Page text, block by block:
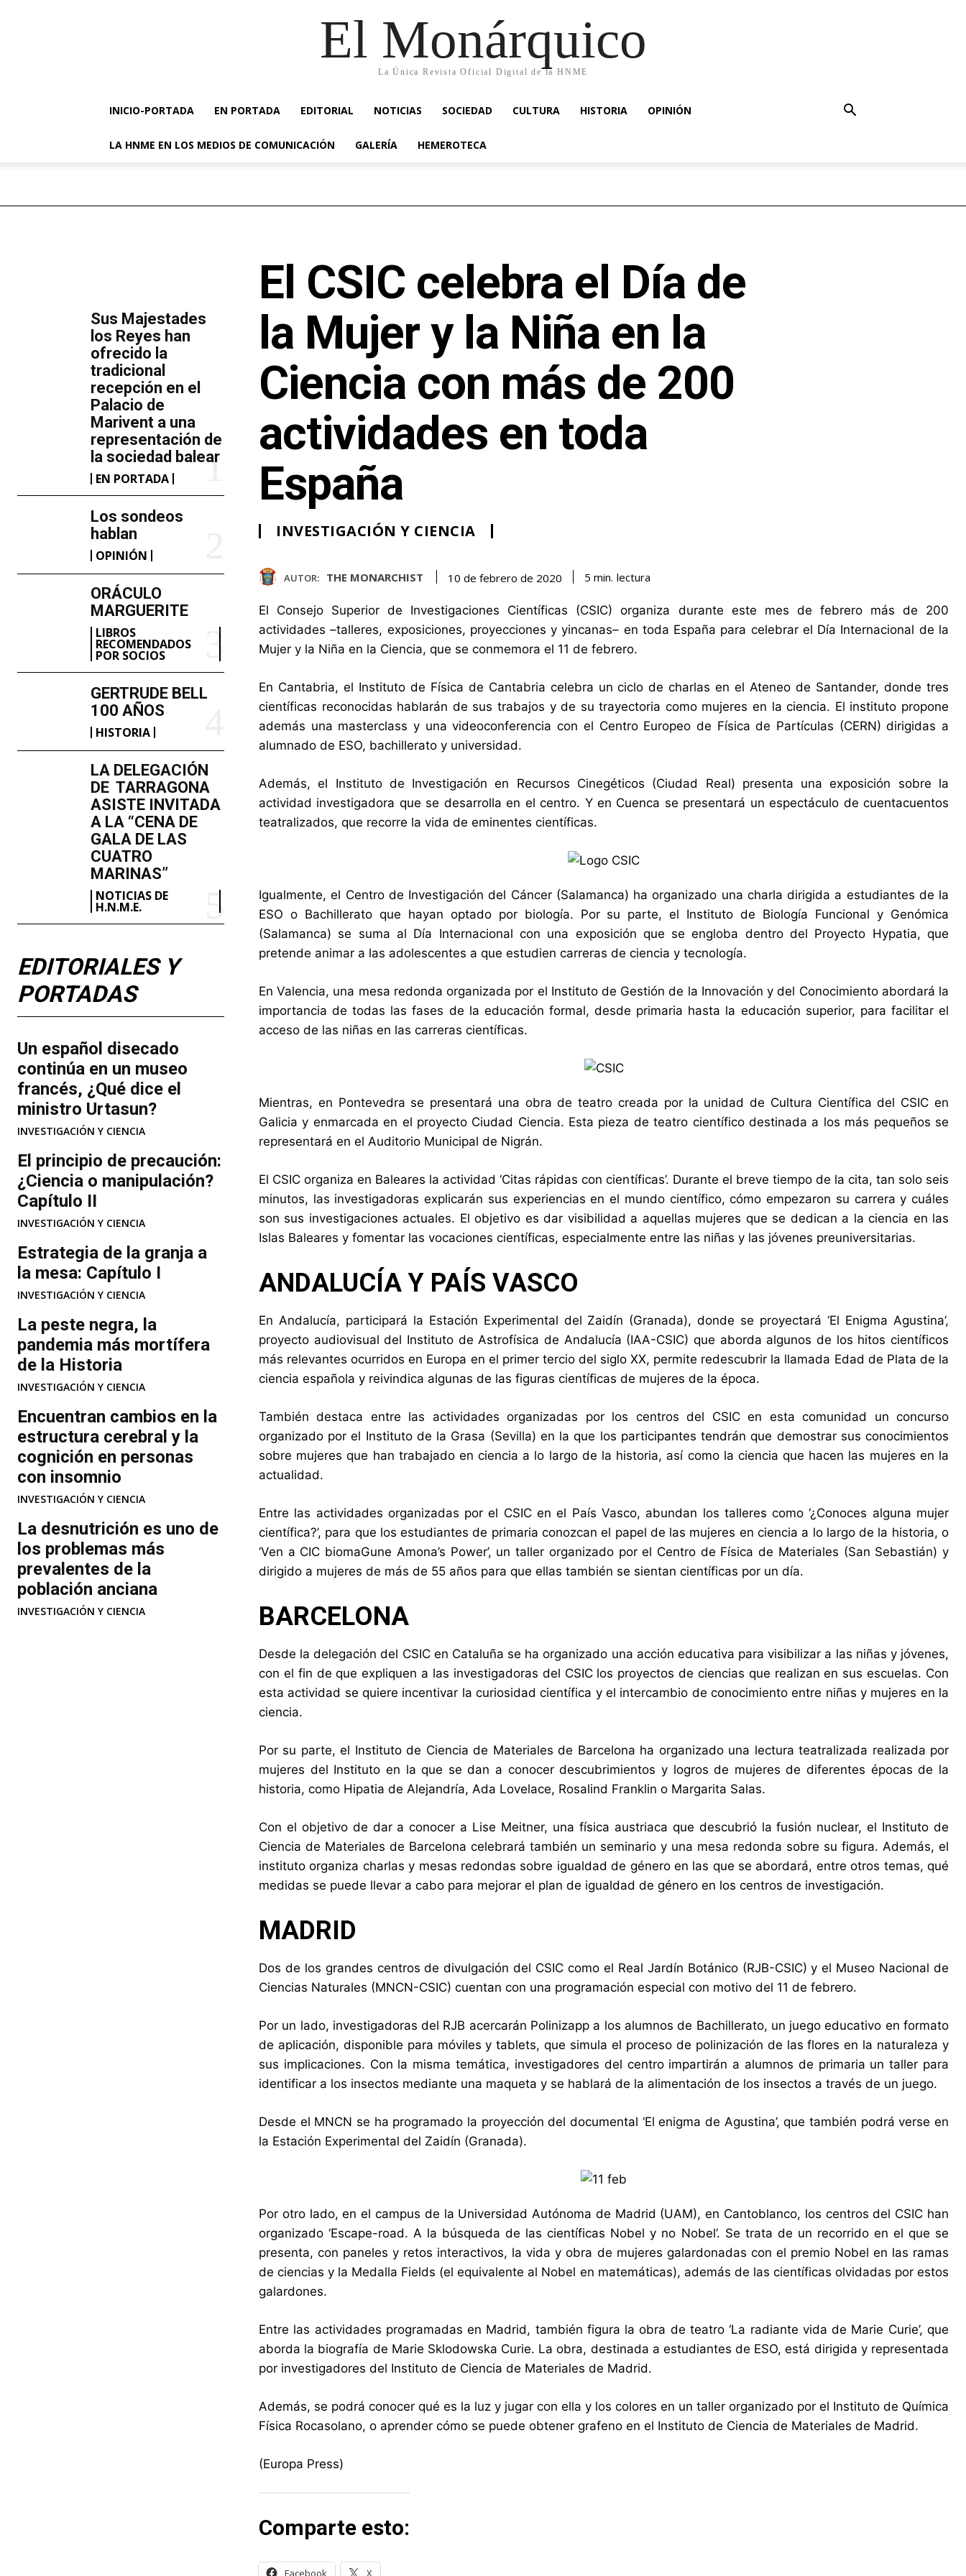
El Monárquico
La Única Revista Oficial Digital de la HNME
INICIO-PORTADA EN PORTADA EDITORIAL NOTICIAS SOCIEDAD CULTURA HISTORIA OPINIÓN
LA HNME EN LOS MEDIOS DE COMUNICACIÓN GALERÍA HEMEROTECA
​Sus Majestades
los Reyes han
ofrecido la
tradicional
recepción en el
Palacio de
Marivent​ a una
representación de
la sociedad balear
EN PORTADA
Los sondeos
hablan
OPINIÓN
ORÁCULO
MARGUERITE
LIBROS
RECOMENDADOS
POR SOCIOS
GERTRUDE BELL
100 AÑOS
HISTORIA
LA DELEGACIÓN
DE TARRAGONA
ASISTE INVITADA
A LA “CENA DE
GALA DE LAS
CUATRO
MARINAS”
NOTICIAS DE
H.N.M.E.
EDITORIALES Y
PORTADAS
Un español disecado
continúa en un museo
francés, ¿Qué dice el
ministro Urtasun?
INVESTIGACIÓN Y CIENCIA
El principio de precaución:
¿Ciencia o manipulación?
Capítulo II
INVESTIGACIÓN Y CIENCIA
Estrategia de la granja a
la mesa: Capítulo I
INVESTIGACIÓN Y CIENCIA
La peste negra, la
pandemia más mortífera
de la Historia
INVESTIGACIÓN Y CIENCIA
Encuentran cambios en la
estructura cerebral y la
cognición en personas
con insomnio
INVESTIGACIÓN Y CIENCIA
La desnutrición es uno de
los problemas más
prevalentes de la
población anciana
INVESTIGACIÓN Y CIENCIA
El CSIC celebra el Día de
la Mujer y la Niña en la
Ciencia con más de 200
actividades en toda
España
INVESTIGACIÓN Y CIENCIA
AUTOR: THE MONARCHIST 10 de febrero de 2020 5 min. lectura
El Consejo Superior de Investigaciones Científicas (CSIC) organiza durante este mes de febrero más de 200
actividades –talleres, exposiciones, proyecciones y yincanas– en toda España para celebrar el Día Internacional de la
Mujer y la Niña en la Ciencia, que se conmemora el 11 de febrero.
En Cantabria, el Instituto de Física de Cantabria celebra un ciclo de charlas en el Ateneo de Santander, donde tres
científicas reconocidas hablarán de sus trabajos y de su trayectoria como mujeres en la ciencia. El instituto propone
además una masterclass y una videoconferencia con el Centro Europeo de Física de Partículas (CERN) dirigidas a
alumnado de ESO, bachillerato y universidad.
Además, el Instituto de Investigación en Recursos Cinegéticos (Ciudad Real) presenta una exposición sobre la
actividad investigadora que se desarrolla en el centro. Y en Cuenca se presentará un espectáculo de cuentacuentos
teatralizados, que recorre la vida de eminentes científicas.
Igualmente, el Centro de Investigación del Cáncer (Salamanca) ha organizado una charla dirigida a estudiantes de la
ESO o Bachillerato que hayan optado por biología. Por su parte, el Instituto de Biología Funcional y Genómica
(Salamanca) se suma al Día Internacional con una exposición que se engloba dentro del Proyecto Hypatia, que
pretende animar a las adolescentes a que estudien carreras de ciencia y tecnología.
En Valencia, una mesa redonda organizada por el Instituto de Gestión de la Innovación y del Conocimiento abordará la
importancia de todas las fases de la educación formal, desde primaria hasta la educación superior, para facilitar el
acceso de las niñas en las carreras científicas.
Mientras, en Pontevedra se presentará una obra de teatro creada por la unidad de Cultura Científica del CSIC en
Galicia y enmarcada en el proyecto Ciudad Ciencia. Esta pieza de teatro científico destinada a los más pequeños se
representará en el Auditorio Municipal de Nigrán.
El CSIC organiza en Baleares la actividad ‘Citas rápidas con científicas’. Durante el breve tiempo de la cita, tan solo seis
minutos, las investigadoras explicarán sus experiencias en el mundo científico, cómo empezaron su carrera y cuáles
son sus investigaciones actuales. El objetivo es dar visibilidad a aquellas mujeres que se dedican a la ciencia en las
Islas Baleares y fomentar las vocaciones científicas, especialmente entre las niñas y las jóvenes preuniversitarias.
ANDALUCÍA Y PAÍS VASCO
En Andalucía, participará la Estación Experimental del Zaidín (Granada), donde se proyectará ‘El Enigma Agustina’,
proyecto audiovisual del Instituto de Astrofísica de Andalucía (IAA-CSIC) que aborda algunos de los hitos científicos
más relevantes ocurridos en Europa en el primer tercio del siglo XX, permite redescubrir la llamada Edad de Plata de la
ciencia española y reivindica algunas de las figuras científicas de mujeres de la época.
También destaca entre las actividades organizadas por los centros del CSIC en esta comunidad un concurso
organizado por el Instituto de la Grasa (Sevilla) en la que los participantes tendrán que demostrar sus conocimientos
sobre mujeres que han trabajado en ciencia a lo largo de la historia, así como la ciencia que hacen las mujeres en la
actualidad.
Entre las actividades organizadas por el CSIC en el País Vasco, abundan los talleres como ‘¿Conoces alguna mujer
científica?’, para que los estudiantes de primaria conozcan el papel de las mujeres en ciencia a lo largo de la historia, o
‘Ven a CIC biomaGune Amona’s Power’, un taller organizado por el Centro de Física de Materiales (San Sebastián) y
dirigido a mujeres de más de 55 años para que ellas también se sientan científicas por un día.
BARCELONA
Desde la delegación del CSIC en Cataluña se ha organizado una acción educativa para visibilizar a las niñas y jóvenes,
con el fin de que expliquen a las investigadoras del CSIC los proyectos de ciencias que realizan en sus escuelas. Con
esta actividad se quiere incentivar la curiosidad científica y el intercambio de conocimiento entre niñas y mujeres en la
ciencia.
Por su parte, el Instituto de Ciencia de Materiales de Barcelona ha organizado una lectura teatralizada realizada por
mujeres del Instituto en la que se dan a conocer descubrimientos y logros de mujeres de diferentes épocas de la
historia, como Hipatia de Alejandría, Ada Lovelace, Rosalind Franklin o Margarita Salas.
Con el objetivo de dar a conocer a Lise Meitner, una física austriaca que descubrió la fusión nuclear, el Instituto de
Ciencia de Materiales de Barcelona celebrará también un seminario y una mesa redonda sobre su figura. Además, el
instituto organiza charlas y mesas redondas sobre igualdad de género en las que se abordará, entre otros temas, qué
medidas se puede llevar a cabo para mejorar el plan de igualdad de género en los centros de investigación.
MADRID
Dos de los grandes centros de divulgación del CSIC como el Real Jardín Botánico (RJB-CSIC) y el Museo Nacional de
Ciencias Naturales (MNCN-CSIC) cuentan con una programación especial con motivo del 11 de febrero.
Por un lado, investigadoras del RJB acercarán Polinizapp a los alumnos de Bachillerato, un juego educativo en formato
de aplicación, disponible para móviles y tablets, que simula el proceso de polinización de las flores en la naturaleza y
sus implicaciones. Con la misma temática, investigadores del centro impartirán a alumnos de primaria un taller para
identificar a los insectos mediante una maqueta y se hablará de la alimentación de los insectos a través de un juego.
Desde el MNCN se ha programado la proyección del documental ‘El enigma de Agustina’, que también podrá verse en
la Estación Experimental del Zaidín (Granada).
Por otro lado, en el campus de la Universidad Autónoma de Madrid (UAM), en Cantoblanco, los centros del CSIC han
organizado ‘Escape-road. A la búsqueda de las científicas Nobel y no Nobel’. Se trata de un recorrido en el que se
presenta, con paneles y retos interactivos, la vida y obra de mujeres galardonadas con el premio Nobel en las ramas
de ciencias y la Medalla Fields (el equivalente al Nobel en matemáticas), además de las científicas olvidadas por estos
galardones.
Entre las actividades programadas en Madrid, también figura la obra de teatro ‘La radiante vida de Marie Curie’, que
aborda la biografía de Marie Sklodowska Curie. La obra, destinada a estudiantes de ESO, está dirigida y representada
por investigadores del Instituto de Ciencia de Materiales de Madrid.
Además, se podrá conocer qué es la luz y jugar con ella y los colores en un taller organizado por el Instituto de Química
Física Rocasolano, o aprender cómo se puede obtener grafeno en el Instituto de Ciencia de Materiales de Madrid.
(Europa Press)
Comparte esto:
Facebook X